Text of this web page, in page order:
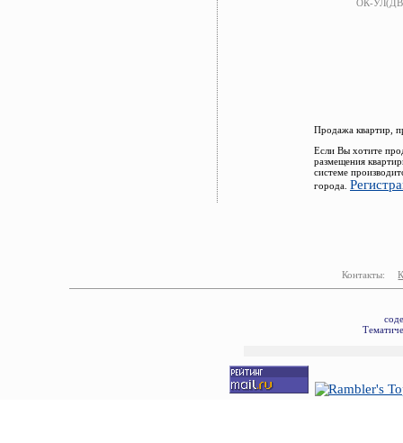
ОК-УЛ(ДВ)
Продажа квартир,
Если Вы хотите
размещения
системе
города.
Контакты: